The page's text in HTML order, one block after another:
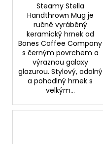
Steamy Stella
Handthrown Mug je
ručně vyráběný
keramický hrnek od
Bones Coffee Company
s černým povrchem a
výraznou galaxy
glazurou. Stylový, odolný
a pohodlný hrnek s
velkým...